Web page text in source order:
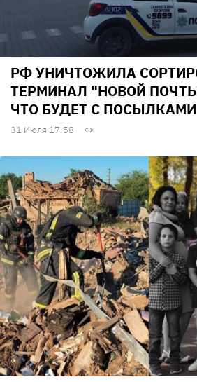
РФ УНИЧТОЖИЛА
ТЕРМИНАЛ "НОВОЙ
ЧТО БУДЕТ С ПОСЫЛКАМИ
31 Июля 17:58